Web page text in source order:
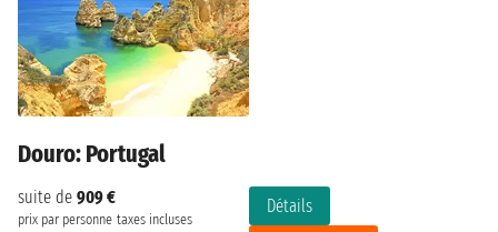
Douro: Portugal
suite de 909 €
prix par personne taxes incluses
Détails